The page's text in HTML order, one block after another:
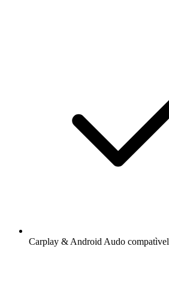
Carplay & Android Audo compatìvel